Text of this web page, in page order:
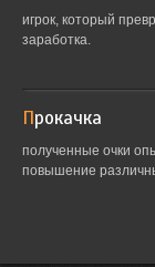
игрок, который
заработка.
Прокачка
полученные очки
повышение